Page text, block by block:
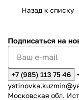
Назад к списку
Подписаться на
+7 (985) 113 75 46
Московская обл.